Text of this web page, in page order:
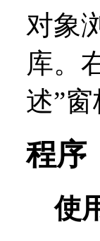
对象
库。
述”
程序
使